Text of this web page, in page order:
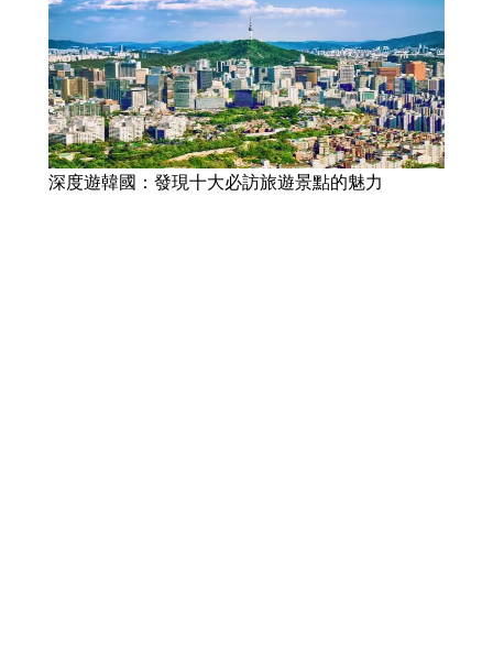
深度遊韓國：發現十大必訪旅遊景點的魅力